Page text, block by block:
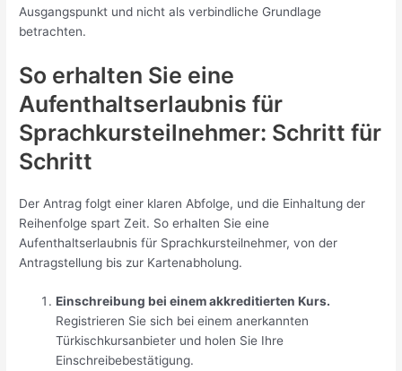
Ausgangspunkt und nicht als verbindliche Grundlage
betrachten.
So erhalten Sie eine
Aufenthaltserlaubnis für
Sprachkursteilnehmer: Schritt für
Schritt
Der Antrag folgt einer klaren Abfolge, und die Einhaltung der
Reihenfolge spart Zeit. So erhalten Sie eine
Aufenthaltserlaubnis für Sprachkursteilnehmer, von der
Antragstellung bis zur Kartenabholung.
Einschreibung bei einem akkreditierten Kurs.
Registrieren Sie sich bei einem anerkannten
Türkischkursanbieter und holen Sie Ihre
Einschreibebestätigung.